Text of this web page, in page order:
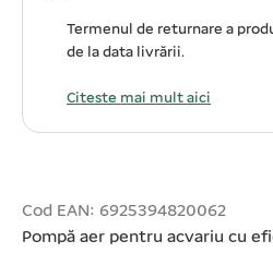
Termenul de returnare a
de la data livrării.
Citeste mai mult aici
Cod EAN: 6925394820062
Pompă aer pentru acvariu cu